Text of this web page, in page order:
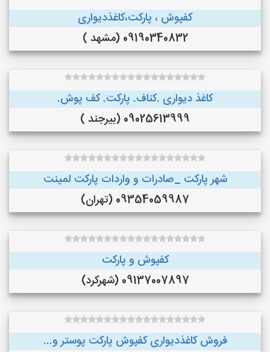
کفپوش ، پارکت،کاغذدیواری
09190340832 (مشهد )
کاغذ دیواری .کناف. پارکت. کف پوش.
09025613999 (بیرجند )
شهر پارکت _صادرات و واردات پارکت لمینت
09354059987 (تهران)
کفپوش و پارکت
09137007897 (شهرکرد)
فروش کاغذدیواری کفپوش پارکت پوستر و...